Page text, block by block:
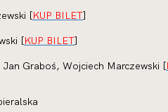
[KUP BILET]
[KUP BILET]
Graboś, Wojciech Marczewski [